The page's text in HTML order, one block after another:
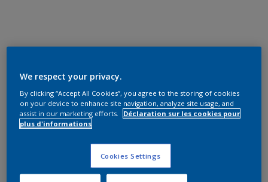
We respect your privacy.
By clicking “Accept All Cookies”, you agree to the storing of cookies
on your device to enhance site navigation, analyze site usage, and
assist in our marketing efforts.
Déclaration sur les cookies pour
plus d'informations
Cookies Settings